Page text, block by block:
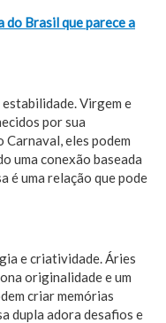
do Brasil que parece a
Virgem e
por sua
eles podem
uma conexão baseada
é uma relação que pode
e criatividade. Áries
originalidade e um
criar memórias
dupla adora desafios e